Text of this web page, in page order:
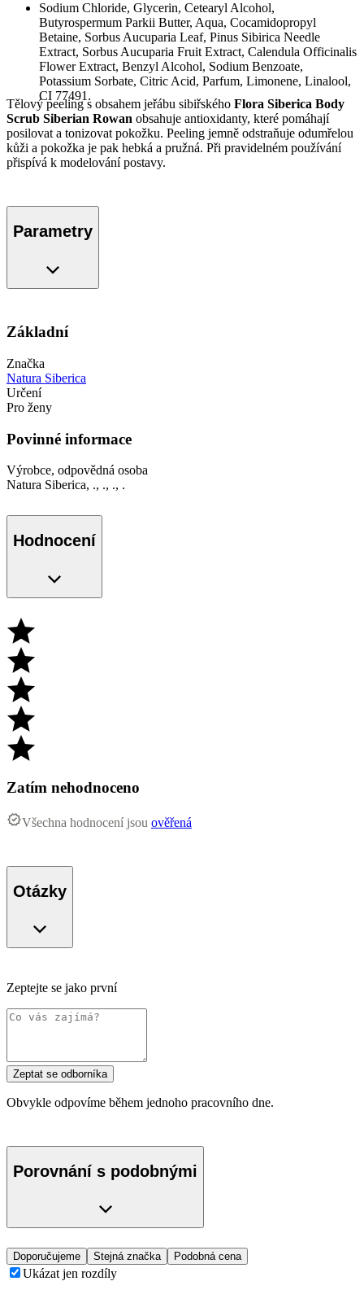
Sodium Chloride, Glycerin, Cetearyl Alcohol,
Butyrospermum Parkii Butter, Aqua, Cocamidopropyl
Betaine, Sorbus Aucuparia Leaf, Pinus Sibirica Needle
Extract, Sorbus Aucuparia Fruit Extract, Calendula Officinalis
Flower Extract, Benzyl Alcohol, Sodium Benzoate,
Potassium Sorbate, Citric Acid, Parfum, Limonene, Linalool,
CI 77491.
Tělový peeling s obsahem jeřábu sibiřského Flora Siberica Body
Scrub Siberian Rowan obsahuje antioxidanty, které pomáhají
posilovat a tonizovat pokožku. Peeling jemně odstraňuje odumřelou
kůži a pokožka je pak hebká a pružná. Při pravidelném používání
přispívá k modelování postavy.
Parametry
Základní
Značka
Natura Siberica
Určení
Pro ženy
Povinné informace
Výrobce, odpovědná osoba
Natura Siberica, ., ., ., .
Hodnocení
Zatím nehodnoceno
Všechna hodnocení jsou ověřená
Otázky
Zeptejte se jako první
Zeptat se odborníka
Obvykle odpovíme během jednoho pracovního dne.
Porovnání s podobnými
Doporučujeme Stejná značka Podobná cena
Ukázat jen rozdíly